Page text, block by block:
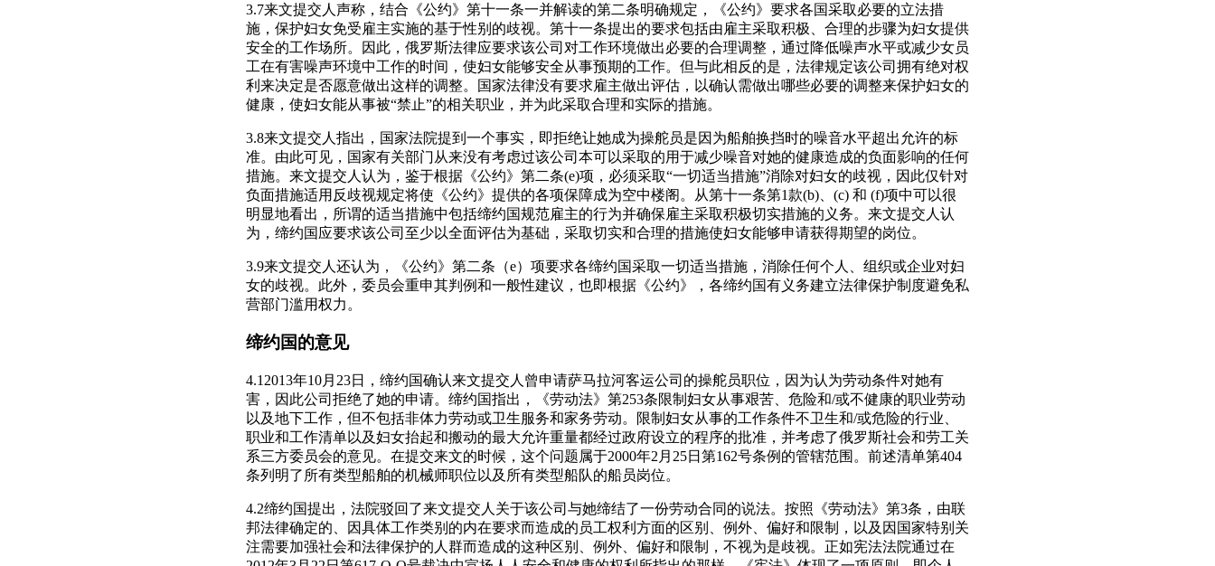
3.7来文提交人声称，结合《公约》第十一条一并解读的第二条明确规定，《公约》要求各国采取必要的立法措
施，保护妇女免受雇主实施的基于性别的歧视。第十一条提出的要求包括由雇主采取积极、合理的步骤为妇女提供
安全的工作场所。因此，俄罗斯法律应要求该公司对工作环境做出必要的合理调整，通过降低噪声水平或减少女员
工在有害噪声环境中工作的时间，使妇女能够安全从事预期的工作。但与此相反的是，法律规定该公司拥有绝对权
利来决定是否愿意做出这样的调整。国家法律没有要求雇主做出评估，以确认需做出哪些必要的调整来保护妇女的
健康，使妇女能从事被“禁止”的相关职业，并为此采取合理和实际的措施。
3.8来文提交人指出，国家法院提到一个事实，即拒绝让她成为操舵员是因为船舶换挡时的噪音水平超出允许的标
准。由此可见，国家有关部门从来没有考虑过该公司本可以采取的用于减少噪音对她的健康造成的负面影响的任何
措施。来文提交人认为，鉴于根据《公约》第二条(e)项，必须采取“一切适当措施”消除对妇女的歧视，因此仅针对
负面措施适用反歧视规定将使《公约》提供的各项保障成为空中楼阁。从第十一条第1款(b)、(c) 和 (f)项中可以很
明显地看出，所谓的适当措施中包括缔约国规范雇主的行为并确保雇主采取积极切实措施的义务。来文提交人认
为，缔约国应要求该公司至少以全面评估为基础，采取切实和合理的措施使妇女能够申请获得期望的岗位。
3.9来文提交人还认为，《公约》第二条（e）项要求各缔约国采取一切适当措施，消除任何个人、组织或企业对妇
女的歧视。此外，委员会重申其判例和一般性建议，也即根据《公约》，各缔约国有义务建立法律保护制度避免私
营部门滥用权力。
缔约国的意见
4.12013年10月23日，缔约国确认来文提交人曾申请萨马拉河客运公司的操舵员职位，因为认为劳动条件对她有
害，因此公司拒绝了她的申请。缔约国指出，《劳动法》第253条限制妇女从事艰苦、危险和/或不健康的职业劳动
以及地下工作，但不包括非体力劳动或卫生服务和家务劳动。限制妇女从事的工作条件不卫生和/或危险的行业、
职业和工作清单以及妇女抬起和搬动的最大允许重量都经过政府设立的程序的批准，并考虑了俄罗斯社会和劳工关
系三方委员会的意见。在提交来文的时候，这个问题属于2000年2月25日第162号条例的管辖范围。前述清单第404
条列明了所有类型船舶的机械师职位以及所有类型船队的船员岗位。
4.2缔约国提出，法院驳回了来文提交人关于该公司与她缔结了一份劳动合同的说法。按照《劳动法》第3条，由联
邦法律确定的、因具体工作类别的内在要求而造成的员工权利方面的区别、例外、偏好和限制，以及因国家特别关
注需要加强社会和法律保护的人群而造成的这种区别、例外、偏好和限制，不视为是歧视。正如宪法法院通过在